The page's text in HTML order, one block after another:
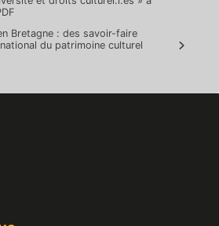
Bretagne : des savoir-faire
du patrimoine culturel